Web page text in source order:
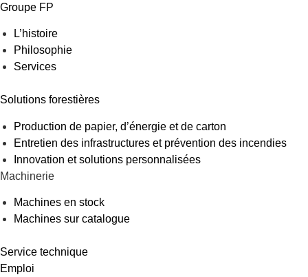
Groupe FP
L’histoire
Philosophie
Services
Solutions forestières
Production de papier, d’énergie et de carton
Entretien des infrastructures et prévention des incendies
Innovation et solutions personnalisées
Machinerie
Machines en stock
Machines sur catalogue
Service technique
Emploi